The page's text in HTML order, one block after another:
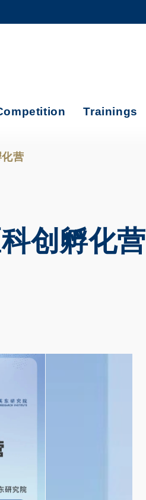
MORE ABOUT HKUST
Trainings
营
创孵化营